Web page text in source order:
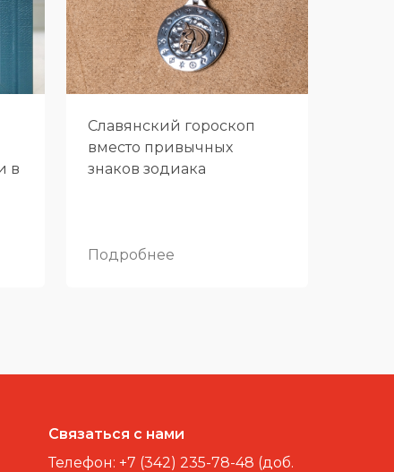
в
Славянский гороскоп
вместо привычных
знаков зодиака
Подробнее
Связаться с нами
Телефон:+7 (342) 235-78-48 (доб.